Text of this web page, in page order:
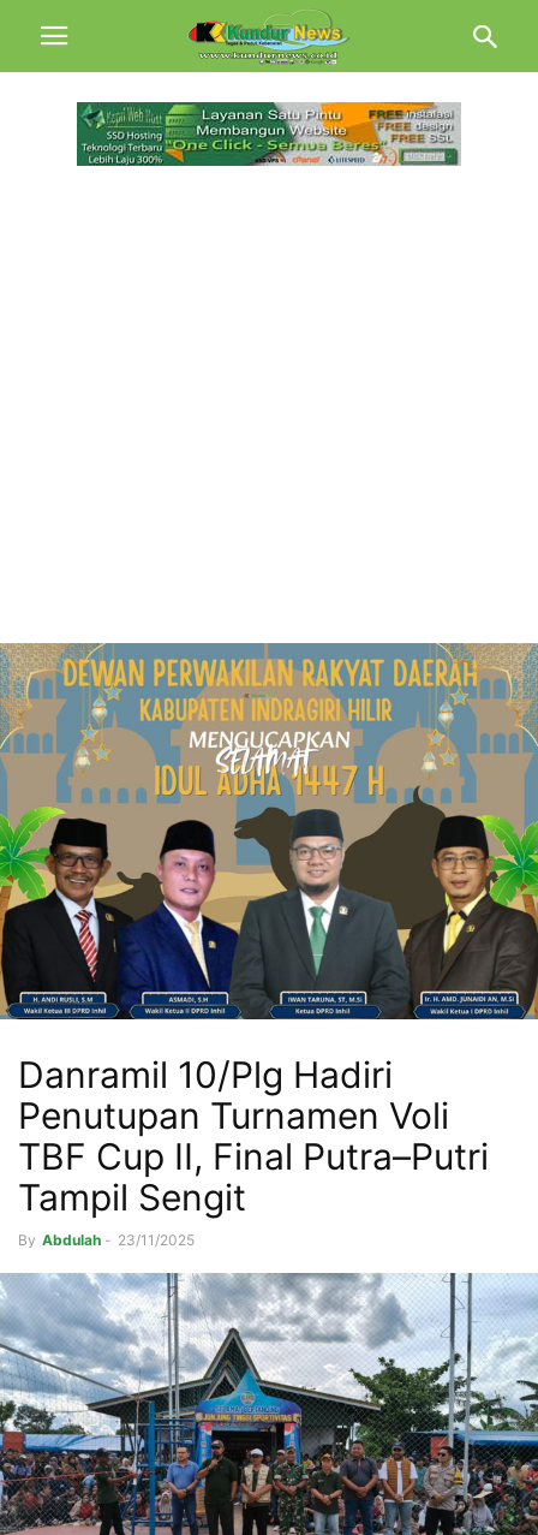
Danramil 10/Plg Hadiri
Penutupan Turnamen Voli
TBF Cup II, Final Putra–Putri
Tampil Sengit
By Abdulah - 23/11/2025